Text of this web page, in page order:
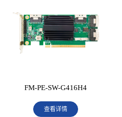
FM-PE-SW-G416H4
查看详情